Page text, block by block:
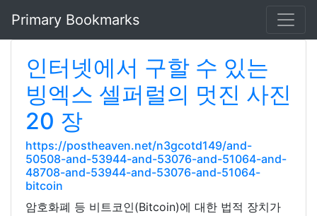
Primary Bookmarks
인터넷에서 구할 수 있는
빙엑스 셀퍼럴의 멋진 사진
20 장
https://postheaven.net/n3gcotd149/and-
50508-and-53944-and-53076-and-51064-and-
48708-and-53944-and-53076-and-51064-
bitcoin
암호화폐 등 비트코인(Bitcoin)에 대한 법적 장치가